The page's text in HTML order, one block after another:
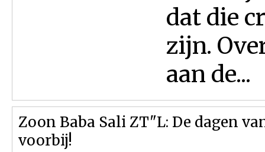
dat die
zijn.
aan de...
Zoon Baba Sali ZT"L: De dagen
voorbij!